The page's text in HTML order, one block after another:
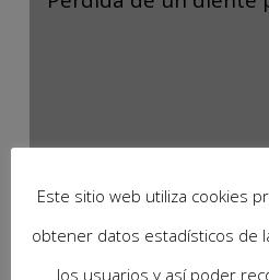
Este sitio web utiliza cookies
obtener datos estadísticos de
los usuarios y así poder